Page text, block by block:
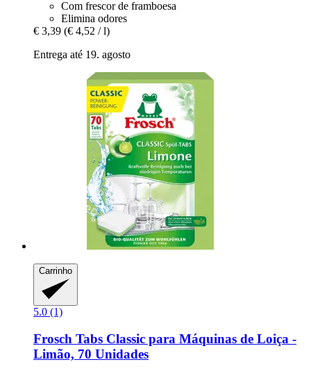
Com frescor de framboesa
Elimina odores
€ 3,39 (€ 4,52 / l)
Entrega até 19. agosto
Carrinho
5.0 (1)
Frosch Tabs Classic para Máquinas de Loiça -​
Limão, 70 Unidades